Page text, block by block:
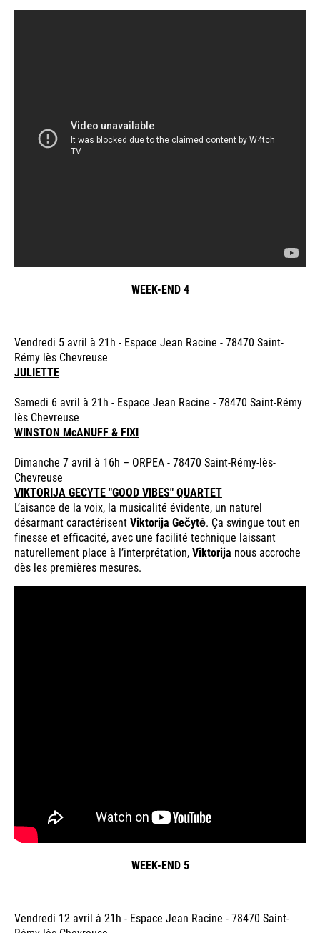
WEEK-END 4
Vendredi 5 avril à 21h - Espace Jean Racine - 78470 Saint-
Rémy lès Chevreuse
JULIETTE
Samedi 6 avril à 21h - Espace Jean Racine - 78470 Saint-Rémy
lès Chevreuse
WINSTON McANUFF & FIXI
Dimanche 7 avril à 16h – ORPEA - 78470 Saint-Rémy-lès-
Chevreuse
VIKTORIJA GECYTE "GOOD VIBES" QUARTET
L’aisance de la voix, la musicalité évidente, un naturel
désarmant caractérisentViktorija Gečytė. Ça swingue tout en
finesse et efficacité, avec une facilité technique laissant
naturellement place à l’interprétation,Viktorija nous accroche
dès les premières mesures.
WEEK-END 5
Vendredi 12 avril à 21h - Espace Jean Racine - 78470 Saint-